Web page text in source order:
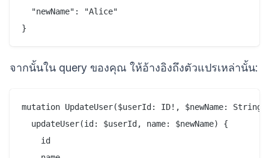
  "newName": "Alice"
จากนั้นใน query ของคุณ ให้อ้างอิงถึงตัวแปรเหล่านั้น:
mutation UpdateUser($userId: ID!, $newName:
  updateUser(id: $userId, name: $newName) {
    id